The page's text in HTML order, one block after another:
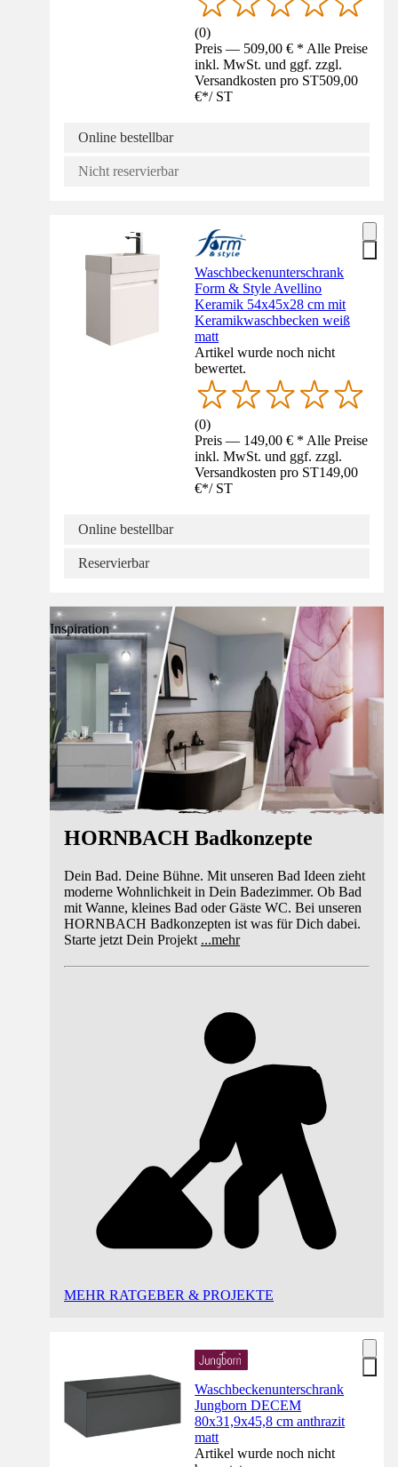
(0)
Preis — 509,00 € * Alle Preise
inkl. MwSt. und ggf. zzgl.
Versandkosten pro ST509,00
€*/ ST
Online bestellbar
Nicht reservierbar
Waschbeckenunterschrank
Form & Style Avellino
Keramik 54x45x28 cm mit
Keramikwaschbecken weiß
matt
Artikel wurde noch nicht
bewertet.
(0)
Preis — 149,00 € * Alle Preise
inkl. MwSt. und ggf. zzgl.
Versandkosten pro ST149,00
€*/ ST
Online bestellbar
Reservierbar
Inspiration
HORNBACH Badkonzepte
Dein Bad. Deine Bühne. Mit unseren Bad Ideen zieht
moderne Wohnlichkeit in Dein Badezimmer. Ob Bad
mit Wanne, kleines Bad oder Gäste WC. Bei unseren
HORNBACH Badkonzepten ist was für Dich dabei.
Starte jetzt Dein Projekt ...mehr
MEHR RATGEBER & PROJEKTE
Waschbeckenunterschrank
Jungborn DECEM
80x31,9x45,8 cm anthrazit
matt
Artikel wurde noch nicht